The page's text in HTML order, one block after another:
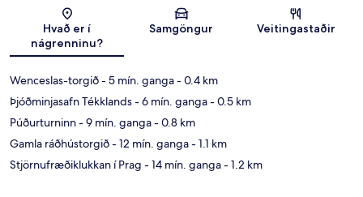
Kort
Hvað er í
nágrenninu?
Samgöngur Veitingastaðir
Wenceslas-torgið- 5 mín. ganga- 0.4 km
Þjóðminjasafn Tékklands- 6 mín. ganga- 0.5 km
Púðurturninn- 9 mín. ganga- 0.8 km
Gamla ráðhústorgið- 12 mín. ganga- 1.1 km
Stjörnufræðiklukkan í Prag - 14 mín. ganga- 1.2 km